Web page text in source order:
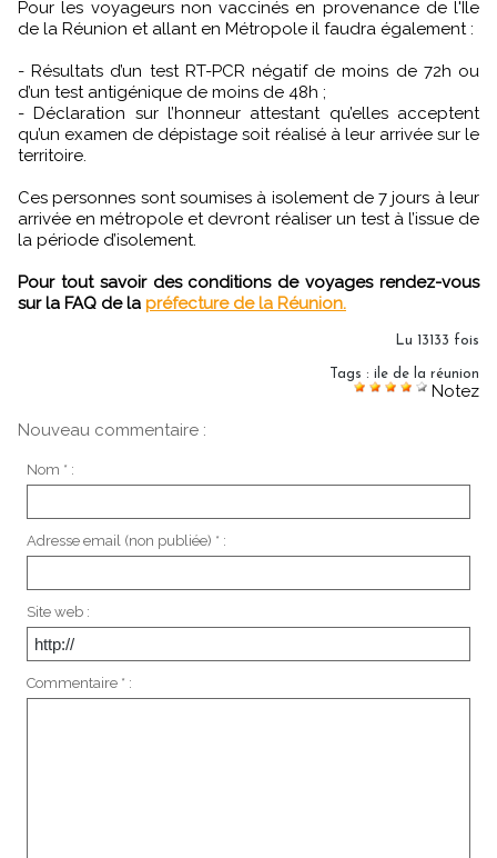
Pour les voyageurs non vaccinés en provenance de l'Ile
de la Réunion et allant en Métropole il faudra également :
- Résultats d’un test RT-PCR négatif de moins de 72h ou
d’un test antigénique de moins de 48h ;
- Déclaration sur l’honneur attestant qu’elles acceptent
qu’un examen de dépistage soit réalisé à leur arrivée sur le
territoire.
Ces personnes sont soumises à isolement de 7 jours à leur
arrivée en métropole et devront réaliser un test à l’issue de
la période d’isolement.
Pour tout savoir des conditions de voyages rendez-vous
sur la FAQ de la préfecture de la Réunion.
Lu 13133 fois
Tags : ile de la réunion
Notez
Nouveau commentaire :
Nom * :
Adresse email (non publiée) * :
Site web :
Commentaire * :